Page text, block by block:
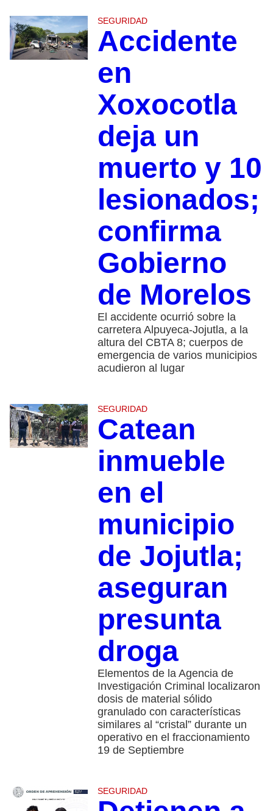
SEGURIDAD
Accidente
en
Xoxocotla
deja un
muerto y 10
lesionados;
confirma
Gobierno
de Morelos
El accidente ocurrió sobre la
carretera Alpuyeca-Jojutla, a la
altura del CBTA 8; cuerpos de
emergencia de varios municipios
acudieron al lugar
SEGURIDAD
Catean
inmueble
en el
municipio
de Jojutla;
aseguran
presunta
droga
Elementos de la Agencia de
Investigación Criminal localizaron
dosis de material sólido
granulado con características
similares al “cristal” durante un
operativo en el fraccionamiento
19 de Septiembre
SEGURIDAD